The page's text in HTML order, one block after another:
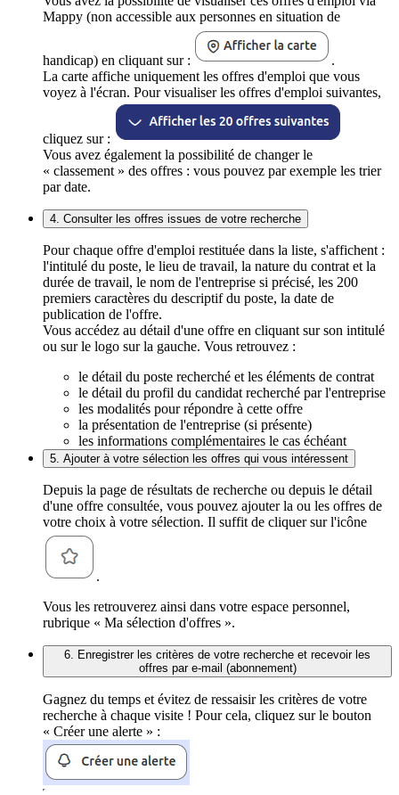
Mappy (non accessible aux personnes en situation de
handicap) en cliquant sur :
.
La carte affiche uniquement les offres d'emploi que vous
voyez à l'écran. Pour visualiser les offres d'emploi suivantes,
cliquez sur :
Vous avez également la possibilité de changer le
« classement » des offres : vous pouvez par exemple les trier
par date.
4. Consulter les offres issues de votre recherche
Pour chaque offre d'emploi restituée dans la liste, s'affichent :
l'intitulé du poste, le lieu de travail, la nature du contrat et la
durée de travail, le nom de l'entreprise si précisé, les 200
premiers caractères du descriptif du poste, la date de
publication de l'offre.
Vous accédez au détail d'une offre en cliquant sur son intitulé
ou sur le logo sur la gauche. Vous retrouvez :
le détail du poste recherché et les éléments de contrat
le détail du profil du candidat recherché par l'entreprise
les modalités pour répondre à cette offre
la présentation de l'entreprise (si présente)
les informations complémentaires le cas échéant
5. Ajouter à votre sélection les offres qui vous intéressent
Depuis la page de résultats de recherche ou depuis le détail
d'une offre consultée, vous pouvez ajouter la ou les offres de
votre choix à votre sélection. Il suffit de cliquer sur l'icône
.
Vous les retrouverez ainsi dans votre espace personnel,
rubrique « Ma sélection d'offres ».
6. Enregistrer les critères de votre recherche et recevoir les
offres par e-mail (abonnement)
Gagnez du temps et évitez de ressaisir les critères de votre
recherche à chaque visite ! Pour cela, cliquez sur le bouton
« Créer une alerte » :